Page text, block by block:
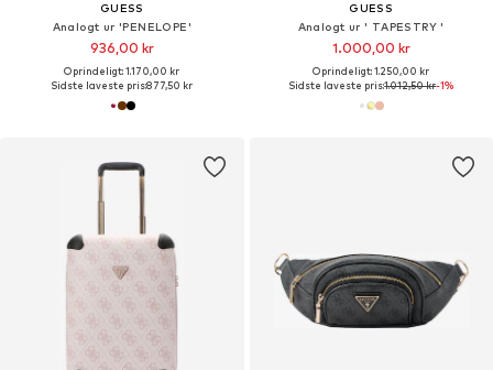
GUESS
Analogt ur 'PENELOPE'
936,00 kr
Oprindeligt: 1.170,00 kr
Sidste laveste pris:877,50 kr
GUESS
Analogt ur ' TAPESTRY '
1.000,00 kr
Oprindeligt: 1.250,00 kr
Sidste laveste pris:1.012,50 kr-1%